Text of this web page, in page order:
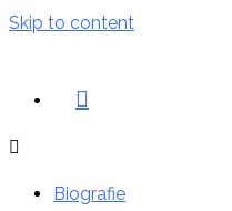
Skip to content
Biografie